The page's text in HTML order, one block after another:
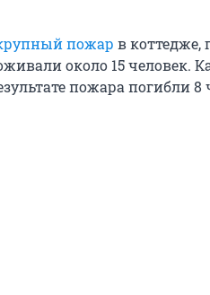
пожар в коттедже,
около 15 человек.
пожара погибли 8